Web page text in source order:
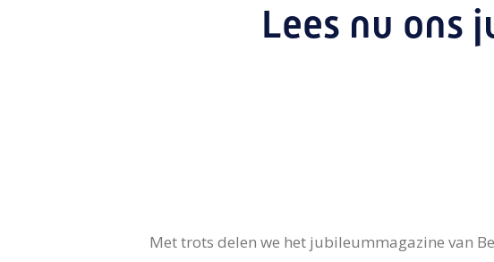
Lees nu ons
Met trots delen we het jubileummagazine van